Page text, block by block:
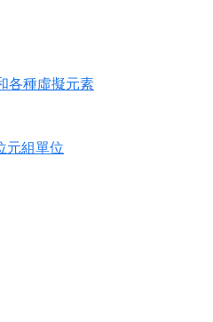
各種虛擬元素
元組單位